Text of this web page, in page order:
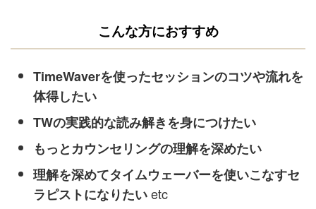
こんな方におすすめ
TimeWaverを使ったセッションのコツや流れを
体得したい
TWの実践的な読み解きを身につけたい
もっとカウンセリングの理解を深めたい
理解を深めてタイムウェーバーを使いこなすセ
ラピストになりたいetc